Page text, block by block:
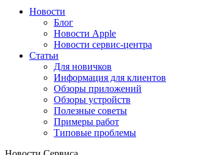
Новости
Блог
Новости Apple
Новости сервис-центра
Статьи
Для новичков
Информация для клиентов
Обзоры приложений
Обзоры устройств
Полезные советы
Примеры работ
Типовые проблемы